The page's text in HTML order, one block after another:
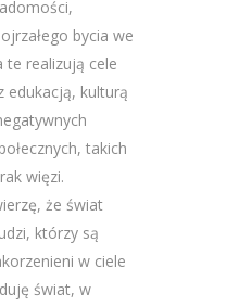
bycia we
te realizują cele
edukacją, kulturą
takich
więzi.
że świat
którzy są
w ciele
świat, w